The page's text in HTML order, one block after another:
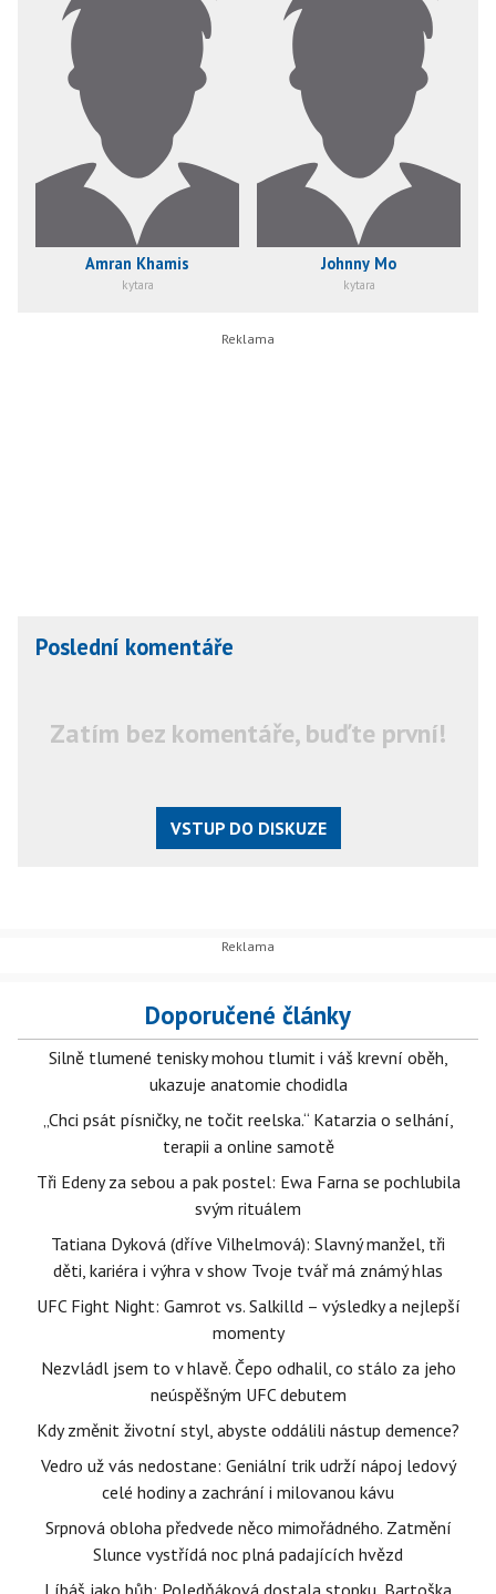
Amran Khamis
kytara
Johnny Mo
kytara
Poslední komentáře
Zatím bez komentáře, buďte první!
VSTUP DO DISKUZE
Doporučené články
Silně tlumené tenisky mohou tlumit i váš krevní oběh,
ukazuje anatomie chodidla
„Chci psát písničky, ne točit reelska.“ Katarzia o selhání,
terapii a online samotě
Tři Edeny za sebou a pak postel: Ewa Farna se pochlubila
svým rituálem
Tatiana Dyková (dříve Vilhelmová): Slavný manžel, tři
děti, kariéra i výhra v show Tvoje tvář má známý hlas
UFC Fight Night: Gamrot vs. Salkilld – výsledky a nejlepší
momenty
Nezvládl jsem to v hlavě. Čepo odhalil, co stálo za jeho
neúspěšným UFC debutem
Kdy změnit životní styl, abyste oddálili nástup demence?
Vedro už vás nedostane: Geniální trik udrží nápoj ledový
celé hodiny a zachrání i milovanou kávu
Srpnová obloha předvede něco mimořádného. Zatmění
Slunce vystřídá noc plná padajících hvězd
Líbáš jako bůh: Poledňáková dostala stopku, Bartoška